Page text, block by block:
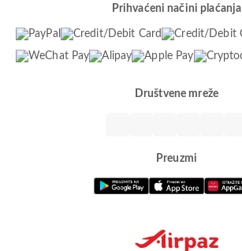
Prihvaćeni načini plaćanja
Društvene mreže
Preuzmi